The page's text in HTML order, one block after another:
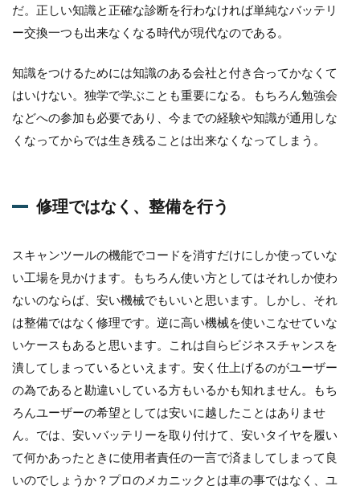
だ。正しい知識と正確な診断を行わなければ単純なバッテリ
ー交換一つも出来なくなる時代が現代なのである。
知識をつけるためには知識のある会社と付き合ってかなくて
はいけない。独学で学ぶことも重要になる。もちろん勉強会
などへの参加も必要であり、今までの経験や知識が通用しな
くなってからでは生き残ることは出来なくなってしまう。
修理ではなく、整備を行う
スキャンツールの機能でコードを消すだけにしか使っていな
い工場を見かけます。もちろん使い方としてはそれしか使わ
ないのならば、安い機械でもいいと思います。しかし、それ
は整備ではなく修理です。逆に高い機械を使いこなせていな
いケースもあると思います。これは自らビジネスチャンスを
潰してしまっているといえます。安く仕上げるのがユーザー
の為であると勘違いしている方もいるかも知れません。もち
ろんユーザーの希望としては安いに越したことはありませ
ん。では、安いバッテリーを取り付けて、安いタイヤを履い
て何かあったときに使用者責任の一言で済ましてしまって良
いのでしょうか？プロのメカニックとは車の事ではなく、ユ